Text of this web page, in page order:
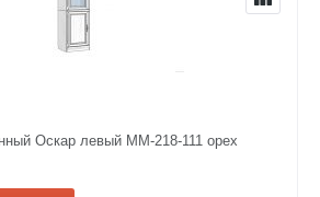
Оскар левый ММ-218-111 орех